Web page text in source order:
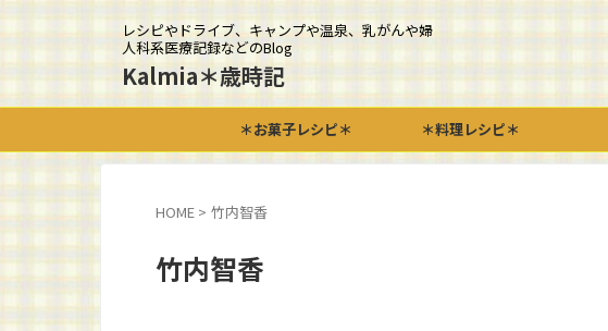
レシピやドライブ、キャンプや温泉、乳がんや婦
人科系医療記録などのBlog
Kalmia＊歳時記
＊お菓子レシピ＊ ＊料理レシピ＊
HOME > 竹内智香
竹内智香